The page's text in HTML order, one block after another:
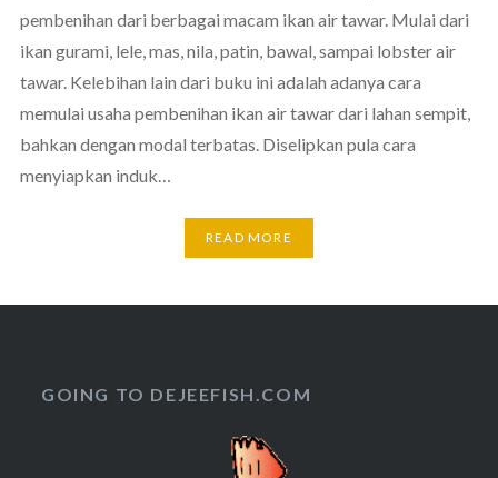
pembenihan dari berbagai macam ikan air tawar. Mulai dari
ikan gurami, lele, mas, nila, patin, bawal, sampai lobster air
tawar. Kelebihan lain dari buku ini adalah adanya cara
memulai usaha pembenihan ikan air tawar dari lahan sempit,
bahkan dengan modal terbatas. Diselipkan pula cara
menyiapkan induk…
READ MORE
GOING TO DEJEEFISH.COM